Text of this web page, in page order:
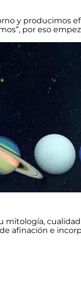
y producimos
por eso
mitología,
afinación e